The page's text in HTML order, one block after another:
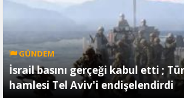
GÜNDEM
İsrail basını gerçeği kabul etti ;
hamlesi Tel Aviv'i endişelendirdi